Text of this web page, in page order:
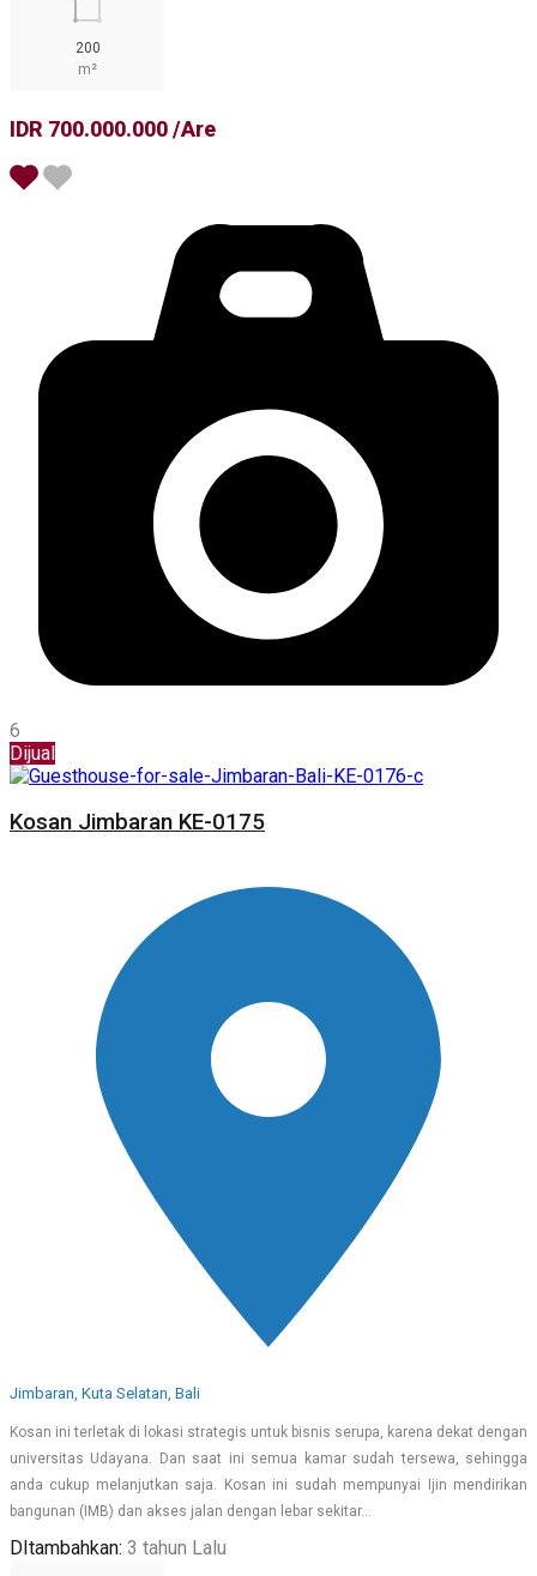
200
m²
IDR 700.000.000 /Are
6
Dijual
Kosan Jimbaran KE-0175
Jimbaran, Kuta Selatan, Bali
Kosan ini terletak di lokasi strategis untuk bisnis serupa, karena dekat dengan
universitas Udayana. Dan saat ini semua kamar sudah tersewa, sehingga
anda cukup melanjutkan saja. Kosan ini sudah mempunyai Ijin mendirikan
bangunan (IMB) dan akses jalan dengan lebar sekitar…
DItambahkan: 3 tahun Lalu